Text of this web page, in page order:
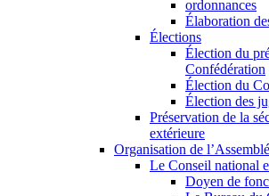
ordonnances
Élaboration
Élections
Élection du
Confédération
Élection du
Élection des
Préservation de la
extérieure
Organisation de
Le Conseil national
Doyen de